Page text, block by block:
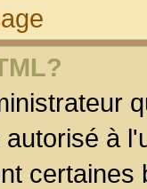
à